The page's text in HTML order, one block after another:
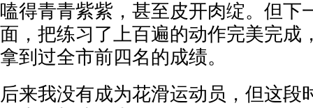
嗑得青青紫紫，甚至皮开肉绽。但下
面，把练习了上百遍的动作完美完成
拿到过全市前四名的成绩。
后来我没有成为花滑运动员，但这段